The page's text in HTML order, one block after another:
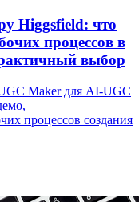
Higgsfield: что
процессов в
выбор
Maker для AI‑UGC
процессов создания